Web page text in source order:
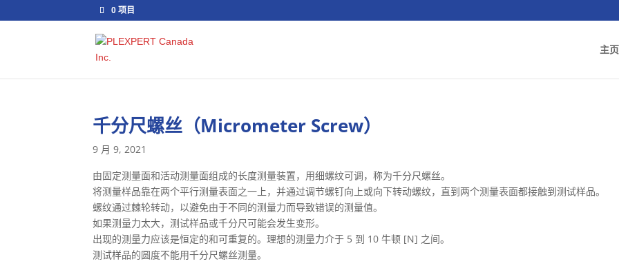
0 项目
主页
千分尺螺丝（Micrometer Screw）
9 月 9, 2021
由固定测量面和活动测量面组成的长度测量装置，用细螺纹可调，称为千分尺螺丝。
将测量样品靠在两个平行测量表面之一上，并通过调节螺钉向上或向下转动螺纹，直到两个测量表面都接触到测试样品。
螺纹通过棘轮转动，以避免由于不同的测量力而导致错误的测量值。
如果测量力太大，测试样品或千分尺可能会发生变形。
出现的测量力应该是恒定的和可重复的。理想的测量力介于 5 到 10 牛顿 [N] 之间。
测试样品的圆度不能用千分尺螺丝测量。